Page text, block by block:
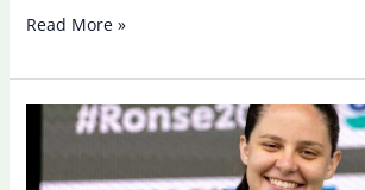
Vôlei
Brasil
do
Read More »